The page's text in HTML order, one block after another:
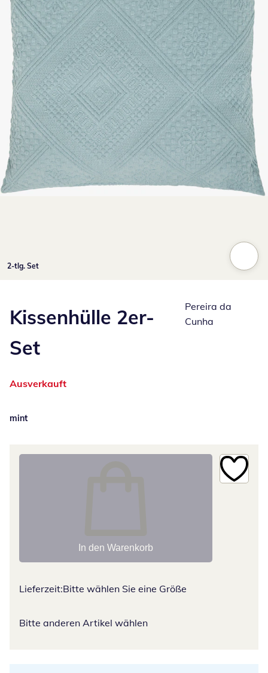
2-tlg. Set
Kissenhülle 2er-
Set
Ausverkauft
Pereira da
Cunha
mint
In den Warenkorb
Lieferzeit:Bitte wählen Sie eine Größe
Bitte anderen Artikel wählen